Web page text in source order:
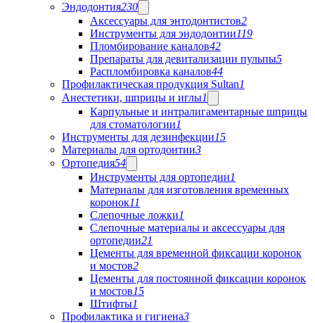
Эндодонтия230
Аксессуары для энтодонтистов2
Инструменты для эндодонтии119
Пломбирование каналов42
Препараты для девитализации пульпы5
Распломбировка каналов44
Профилактическая продукция Sultan1
Анестетики, шприцы и иглы1
Карпульные и интралигаментарные шприцы
для стоматологии1
Инструменты для дезинфекции15
Материалы для ортодонтии3
Ортопедия54
Инструменты для ортопедии1
Материалы для изготовления временных
коронок11
Слепочные ложки1
Слепочные материалы и аксессуары для
ортопедии21
Цементы для временной фиксации коронок
и мостов2
Цементы для постоянной фиксации коронок
и мостов15
Штифты1
Профилактика и гигиена3